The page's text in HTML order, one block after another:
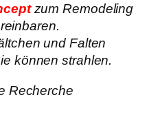
zum Remodeling
und Falten
können strahlen.
Recherche